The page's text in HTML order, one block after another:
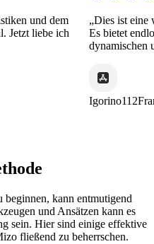
und dem
liebe ich
„Dies ist eine
Es bietet endlose
dynamischen und
Igorino112France
kann entmutigend
und Ansätzen kann es
sein. Hier sind einige effektive
fließend zu beherrschen.